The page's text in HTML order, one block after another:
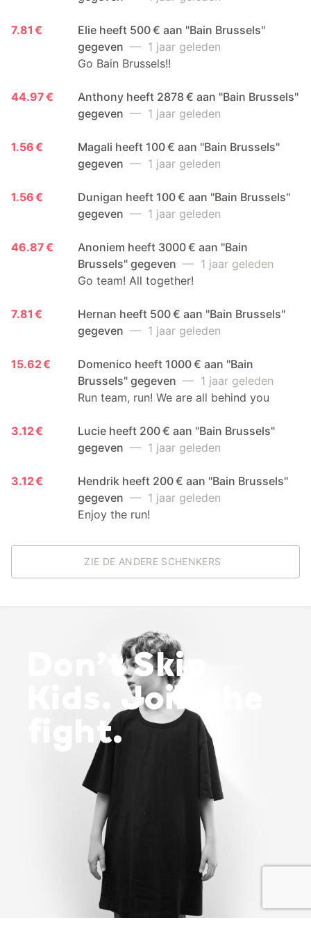
7.81 €
Elie heeft 500 € aan "Bain Brussels"
gegeven — 1 jaar geleden
Go Bain Brussels!!
44.97 €
Anthony heeft 2878 € aan "Bain Brussels"
gegeven — 1 jaar geleden
1.56 €
Magali heeft 100 € aan "Bain Brussels"
gegeven — 1 jaar geleden
1.56 €
Dunigan heeft 100 € aan "Bain Brussels"
gegeven — 1 jaar geleden
46.87 €
Anoniem heeft 3000 € aan "Bain
Brussels" gegeven — 1 jaar geleden
Go team! All together!
7.81 €
Hernan heeft 500 € aan "Bain Brussels"
gegeven — 1 jaar geleden
15.62 €
Domenico heeft 1000 € aan "Bain
Brussels" gegeven — 1 jaar geleden
Run team, run! We are all behind you
3.12 €
Lucie heeft 200 € aan "Bain Brussels"
gegeven — 1 jaar geleden
3.12 €
Hendrik heeft 200 € aan "Bain Brussels"
gegeven — 1 jaar geleden
Enjoy the run!
ZIE DE ANDERE SCHENKERS
Don’t Skip
Kids. Join the
fight.